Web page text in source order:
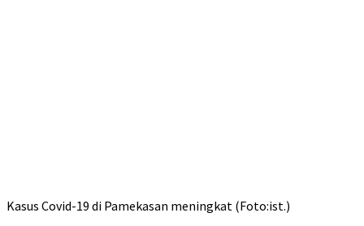
Kasus Covid-19 di Pamekasan meningkat (Foto:ist.)